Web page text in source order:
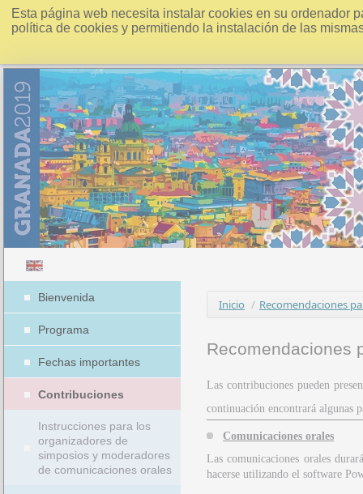
Esta página web necesita instalar cookies en su ordenador
política de cookies y permitiendo la instalación de las
Bienvenida
Programa
Fechas importantes
Contribuciones
Instrucciones para los
organizadores de
simposios y moderadores
de comunicaciones orales
Inicio / Recomendaciones
Recomendaciones
Las contribuciones pueden
continuación encontrará algunas
Comunicaciones orales
Las comunicaciones orales
hacerse utilizando el software